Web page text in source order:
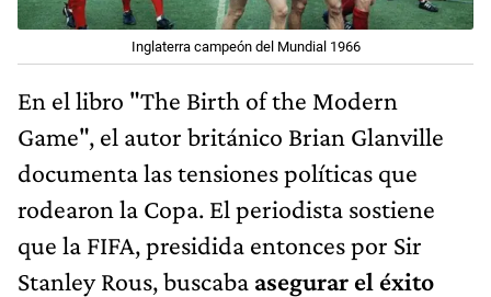
Inglaterra campeón del Mundial 1966
En el libro "The Birth of the Modern
Game", el autor británico Brian Glanville
documenta las tensiones políticas que
rodearon la Copa. El periodista sostiene
que la FIFA, presidida entonces por Sir
Stanley Rous, buscaba asegurar el éxito